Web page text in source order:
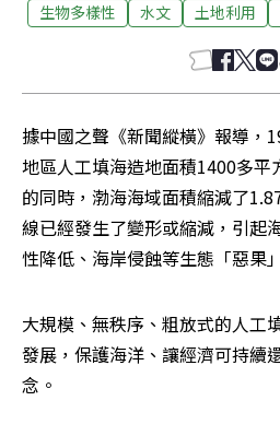
生物多樣性 水文 土地利用
據中國之聲《新聞縱橫》報導，
地區人工填海造地面積1400多
的同時，渤海海域面積縮減了
線已經發生了變形或縮減，引起
性降低、海岸侵蝕等生態「惡果
大規模、無秩序、粗放式的人工
發展，保護海洋、讓經濟可持續
念。